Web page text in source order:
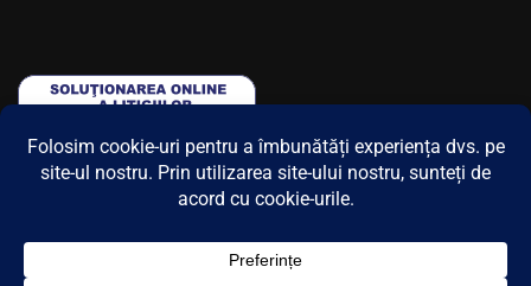
© 2025 Flying Colours. Toate drepturile rezervate.